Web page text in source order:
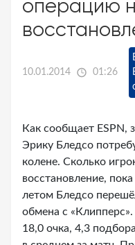
операцию
10.01.2014 01:26
Как сообщает ESPN,
Эрику Бледсо
колене. Сколько
восстановление,
летом Бледсо
обмена с
18,0 очка, 4,3